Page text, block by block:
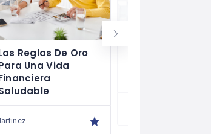
Reglas De Oro
Una Vida